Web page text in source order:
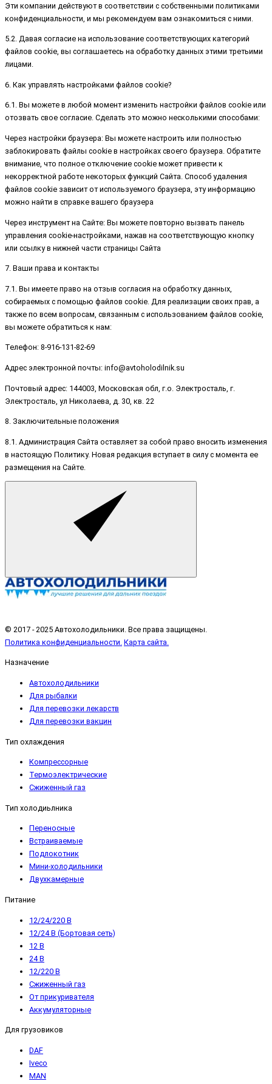
Эти компании действуют в соответствии с собственными политиками
конфиденциальности, и мы рекомендуем вам ознакомиться с ними.
5.2. Давая согласие на использование соответствующих категорий
файлов cookie, вы соглашаетесь на обработку данных этими третьими
лицами.
6. Как управлять настройками файлов cookie?
6.1. Вы можете в любой момент изменить настройки файлов cookie или
отозвать свое согласие. Сделать это можно несколькими способами:
Через настройки браузера: Вы можете настроить или полностью
заблокировать файлы cookie в настройках своего браузера. Обратите
внимание, что полное отключение cookie может привести к
некорректной работе некоторых функций Сайта. Способ удаления
файлов cookie зависит от используемого браузера, эту информацию
можно найти в справке вашего браузера
Через инструмент на Сайте: Вы можете повторно вызвать панель
управления cookie-настройками, нажав на соответствующую кнопку
или ссылку в нижней части страницы Сайта
7. Ваши права и контакты
7.1. Вы имеете право на отзыв согласия на обработку данных,
собираемых с помощью файлов cookie. Для реализации своих прав, а
также по всем вопросам, связанным с использованием файлов cookie,
вы можете обратиться к нам:
Телефон: 8-916-131-82-69
Адрес электронной почты: info@avtoholodilnik.su
Почтовый адрес: 144003, Московская обл, г.о. Электросталь, г.
Электросталь, ул Николаева, д. 30, кв. 22
8. Заключительные положения
8.1. Администрация Сайта оставляет за собой право вносить изменения
в настоящую Политику. Новая редакция вступает в силу с момента ее
размещения на Сайте.
© 2017 - 2025 Автохолодильники. Все права защищены.
Политика конфиденциальности. Карта сайта.
Назначение
Автохолодильники
Для рыбалки
Для перевозки лекарств
Для перевозки вакцин
Тип охлаждения
Компрессорные
Термоэлектрические
Сжиженный газ
Тип холодиьлника
Переносные
Встраиваемые
Подлокотник
Мини-холодильники
Двухкамерные
Питание
12/24/220 В
12/24 В (Бортовая сеть)
12 В
24 В
12/220 В
Сжиженный газ
От прикуривателя
Аккумуляторные
Для грузовиков
DAF
Iveco
MAN